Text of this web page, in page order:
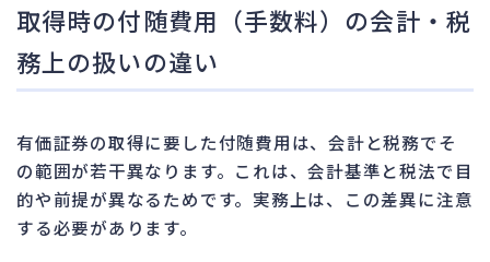
取得時の付随費用（手数料）の会計・税
務上の扱いの違い
有価証券の取得に要した付随費用は、会計と税務でそ
の範囲が若干異なります。これは、会計基準と税法で目
的や前提が異なるためです。実務上は、この差異に注意
する必要があります。